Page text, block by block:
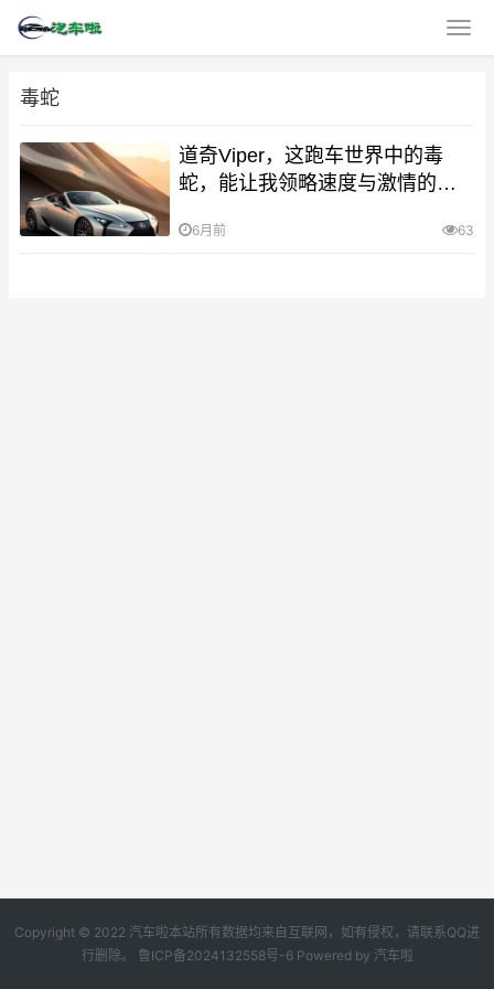
毒蛇
道奇Viper，这跑车世界中的毒
蛇，能让我领略速度与激情的极
6月前 63
Copyright © 2022 汽车啦本站所有数据均来自互联网，如有侵权，请联系QQ进
行删除。 鲁ICP备2024132558号-6Powered by 汽车啦